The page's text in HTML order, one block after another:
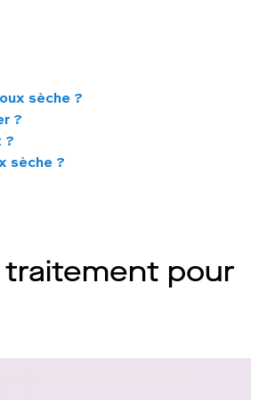
sèche ?
?
?
sèche ?
traitement pour